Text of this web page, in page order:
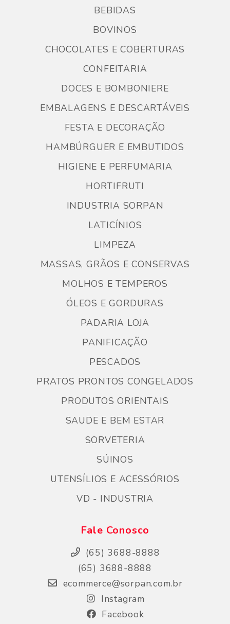
BEBIDAS
BOVINOS
CHOCOLATES E COBERTURAS
CONFEITARIA
DOCES E BOMBONIERE
EMBALAGENS E DESCARTÁVEIS
FESTA E DECORAÇÃO
HAMBÚRGUER E EMBUTIDOS
HIGIENE E PERFUMARIA
HORTIFRUTI
INDUSTRIA SORPAN
LATICÍNIOS
LIMPEZA
MASSAS, GRÃOS E CONSERVAS
MOLHOS E TEMPEROS
ÓLEOS E GORDURAS
PADARIA LOJA
PANIFICAÇÃO
PESCADOS
PRATOS PRONTOS CONGELADOS
PRODUTOS ORIENTAIS
SAUDE E BEM ESTAR
SORVETERIA
SÚINOS
UTENSÍLIOS E ACESSÓRIOS
VD - INDUSTRIA
Fale Conosco
(65) 3688-8888
(65) 3688-8888
ecommerce@sorpan.com.br
Instagram
Facebook